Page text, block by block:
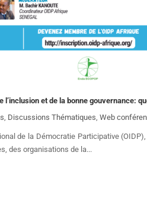
l’inclusion et de la bonne gouvernance:
Discussions Thématiques Web
de la Démocratie Participative
des organisations de la...